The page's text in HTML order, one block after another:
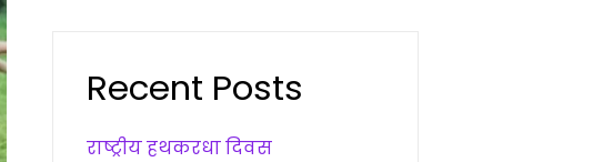
Recent Posts
राष्ट्रीय हथकरधा दिवस